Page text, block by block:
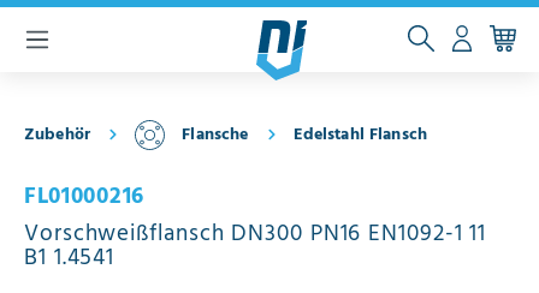
springen
Zubehör Flansche Edelstahl Flansch
FL01000216
Vorschweißflansch DN300 PN16 EN1092-1 11
B1 1.4541